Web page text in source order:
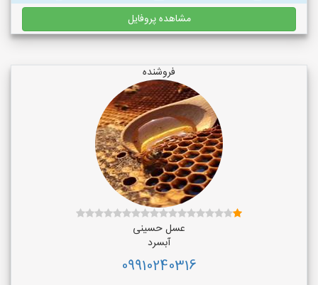
مشاهده پروفایل
فروشنده
عسل حسینی
آبسرد
09910240316